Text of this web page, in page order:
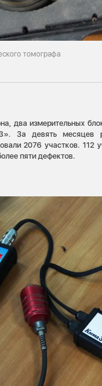
томографа
два измерительных
3». За девять
2076 участков. 112
пяти дефектов.